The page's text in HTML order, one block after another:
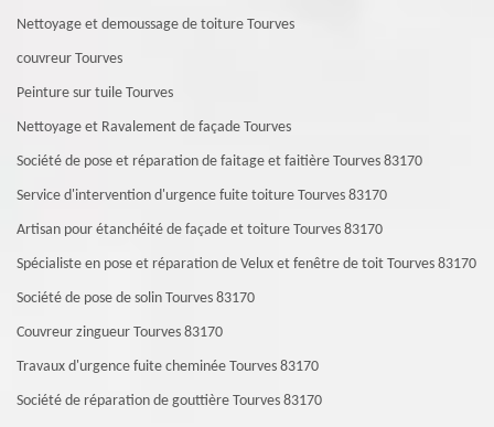
Nettoyage et demoussage de toiture Tourves
couvreur Tourves
Peinture sur tuile Tourves
Nettoyage et Ravalement de façade Tourves
Société de pose et réparation de faitage et faitière Tourves 83170
Service d'intervention d'urgence fuite toiture Tourves 83170
Artisan pour étanchéité de façade et toiture Tourves 83170
Spécialiste en pose et réparation de Velux et fenêtre de toit Tourves 83170
Société de pose de solin Tourves 83170
Couvreur zingueur Tourves 83170
Travaux d'urgence fuite cheminée Tourves 83170
Société de réparation de gouttière Tourves 83170